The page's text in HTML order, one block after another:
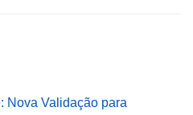
Nova Validação para